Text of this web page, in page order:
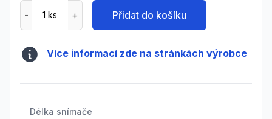
Přidat do košíku
Více informací zde na stránkách výrobce
Délka snímače